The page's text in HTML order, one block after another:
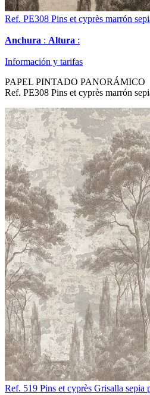
Ref. PE308 Pins et cyprès marrón
Anchura : Altura :
Información y tarifas
PAPEL PINTADO PANORÁMICO
Ref. PE308 Pins et cyprès marrón
Ref. 519 Pins et cyprès Grisalla sepia